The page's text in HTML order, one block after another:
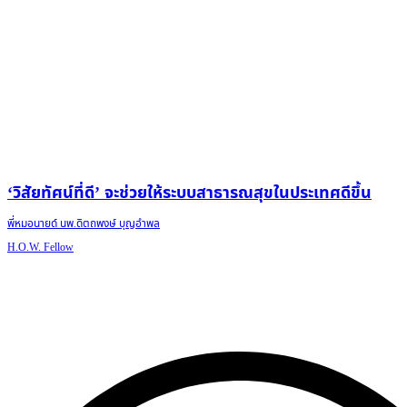
‘วิสัยทัศน์ที่ดี’ จะช่วยให้ระบบสาธารณสุขในประเทศดีขึ้น
พี่หมอนายด์ นพ.ดิตถพงษ์ บุญอำพล
H.O.W. Fellow